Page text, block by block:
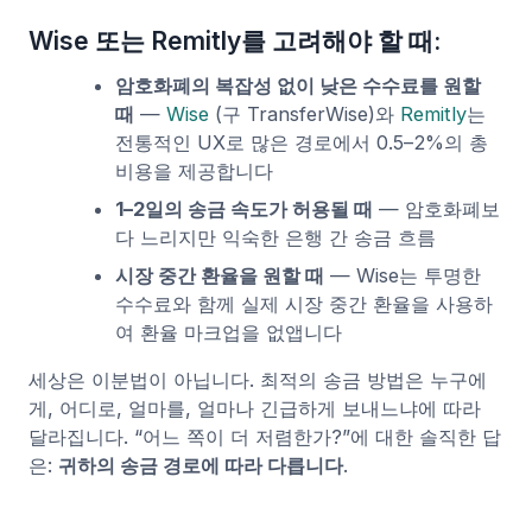
Wise 또는 Remitly를 고려해야 할 때:
암호화폐의 복잡성 없이 낮은 수수료를 원할
때 — Wise(구 TransferWise)와 Remitly는
전통적인 UX로 많은 경로에서 0.5–2%의 총
비용을 제공합니다
1–2일의 송금 속도가 허용될 때 — 암호화폐보
다 느리지만 익숙한 은행 간 송금 흐름
시장 중간 환율을 원할 때 — Wise는 투명한
수수료와 함께 실제 시장 중간 환율을 사용하
여 환율 마크업을 없앱니다
세상은 이분법이 아닙니다. 최적의 송금 방법은 누구에
게, 어디로, 얼마를, 얼마나 긴급하게 보내느냐에 따라
달라집니다. “어느 쪽이 더 저렴한가?”에 대한 솔직한 답
은: 귀하의 송금 경로에 따라 다릅니다.